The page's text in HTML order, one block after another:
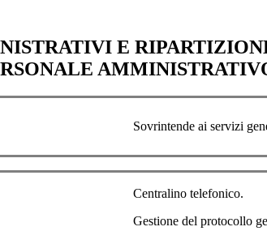
E
Sovrintende ai servizi
Centralino telefonico.
Gestione del protocollo